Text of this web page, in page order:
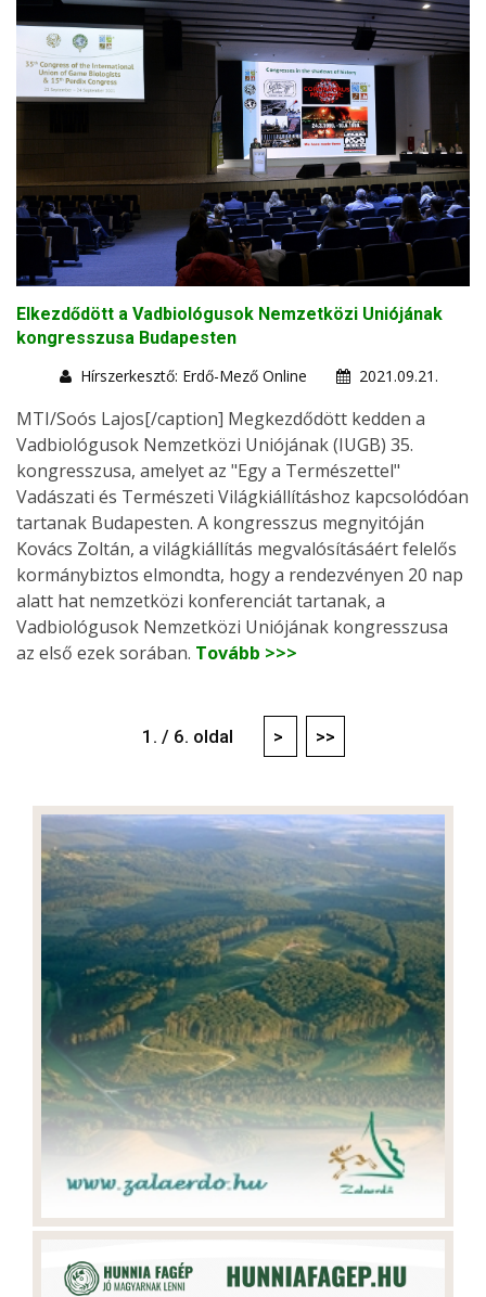
Elkezdődött a Vadbiológusok Nemzetközi Uniójának
kongresszusa Budapesten
Hírszerkesztő: Erdő-Mező Online
2021.09.21.
MTI/Soós Lajos[/caption] Megkezdődött kedden a
Vadbiológusok Nemzetközi Uniójának (IUGB) 35.
kongresszusa, amelyet az "Egy a Természettel"
Vadászati és Természeti Világkiállításhoz kapcsolódóan
tartanak Budapesten. A kongresszus megnyitóján
Kovács Zoltán, a világkiállítás megvalósításáért felelős
kormánybiztos elmondta, hogy a rendezvényen 20 nap
alatt hat nemzetközi konferenciát tartanak, a
Vadbiológusok Nemzetközi Uniójának kongresszusa
az első ezek sorában. Tovább >>>
1. / 6. oldal > >>